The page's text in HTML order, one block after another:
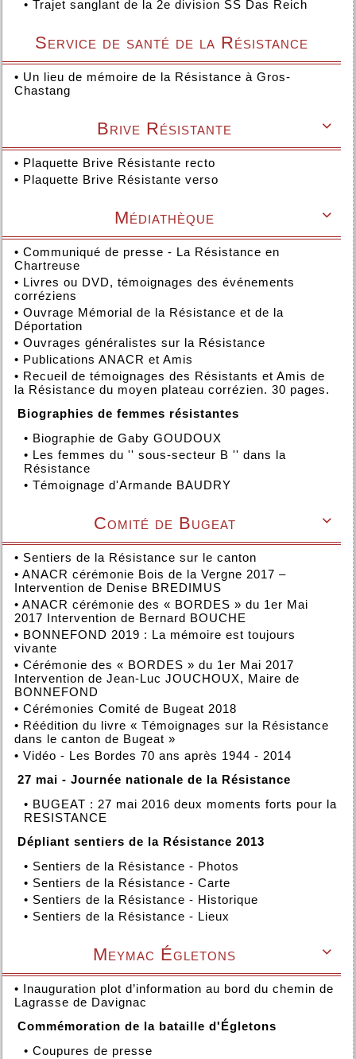
• Trajet sanglant de la 2e division SS Das Reich
Service de santé de la Résistance
• Un lieu de mémoire de la Résistance à Gros-
Chastang

Brive Résistante
• Plaquette Brive Résistante recto
• Plaquette Brive Résistante verso

Médiathèque
• Communiqué de presse - La Résistance en
Chartreuse
• Livres ou DVD, témoignages des événements
corréziens
• Ouvrage Mémorial de la Résistance et de la
Déportation
• Ouvrages généralistes sur la Résistance
• Publications ANACR et Amis
• Recueil de témoignages des Résistants et Amis de
la Résistance du moyen plateau corrézien. 30 pages.
Biographies de femmes résistantes
• Biographie de Gaby GOUDOUX
• Les femmes du '' sous-secteur B '' dans la
Résistance
• Témoignage d'Armande BAUDRY

Comité de Bugeat
• Sentiers de la Résistance sur le canton
• ANACR cérémonie Bois de la Vergne 2017 –
Intervention de Denise BREDIMUS
• ANACR cérémonie des « BORDES » du 1er Mai
2017 Intervention de Bernard BOUCHE
• BONNEFOND 2019 : La mémoire est toujours
vivante
• Cérémonie des « BORDES » du 1er Mai 2017
Intervention de Jean-Luc JOUCHOUX, Maire de
BONNEFOND
• Cérémonies Comité de Bugeat 2018
• Réédition du livre « Témoignages sur la Résistance
dans le canton de Bugeat »
• Vidéo - Les Bordes 70 ans après 1944 - 2014
27 mai - Journée nationale de la Résistance
• BUGEAT : 27 mai 2016 deux moments forts pour la
RESISTANCE
Dépliant sentiers de la Résistance 2013
• Sentiers de la Résistance - Photos
• Sentiers de la Résistance - Carte
• Sentiers de la Résistance - Historique
• Sentiers de la Résistance - Lieux

Meymac Égletons
• Inauguration plot d’information au bord du chemin de
Lagrasse de Davignac
Commémoration de la bataille d'Égletons
• Coupures de presse